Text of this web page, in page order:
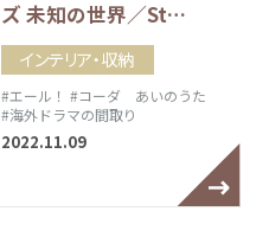
ズ 未知の世界／St…
インテリア・収納
#エール！ #コーダ あいのうた
#海外ドラマの間取り
2022.11.09